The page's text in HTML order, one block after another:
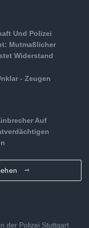
Und Polizei
Mutmaßlicher
Widerstand
- Zeugen
Auf
der Polizei Stuttgart